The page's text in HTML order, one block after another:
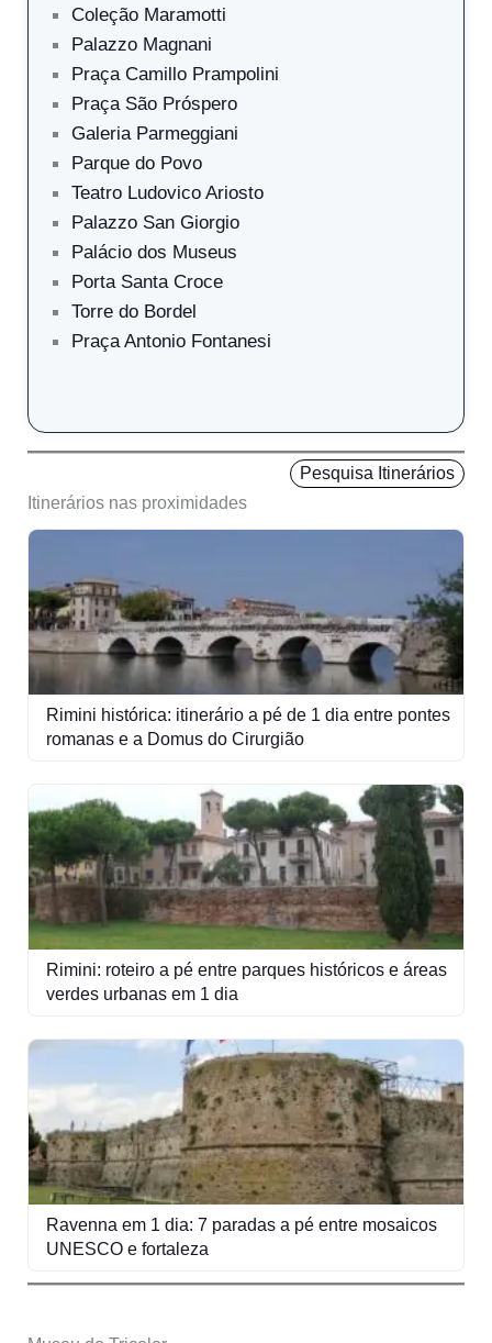
Coleção Maramotti
Palazzo Magnani
Praça Camillo Prampolini
Praça São Próspero
Galeria Parmeggiani
Parque do Povo
Teatro Ludovico Ariosto
Palazzo San Giorgio
Palácio dos Museus
Porta Santa Croce
Torre do Bordel
Praça Antonio Fontanesi
Itinerários nas proximidades
Pesquisa Itinerários
Rimini histórica: itinerário a pé de 1 dia entre pontes
romanas e a Domus do Cirurgião
Rimini: roteiro a pé entre parques históricos e áreas
verdes urbanas em 1 dia
Ravenna em 1 dia: 7 paradas a pé entre mosaicos
UNESCO e fortaleza